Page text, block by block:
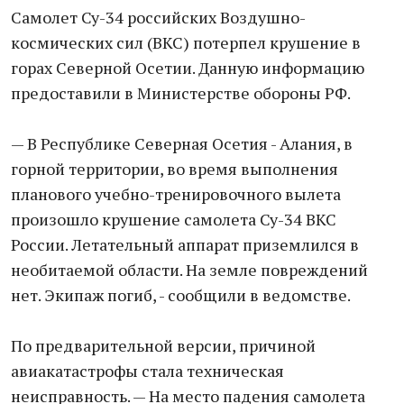
Самолет Су-34 российских Воздушно-
космических сил (ВКС) потерпел крушение в
горах Северной Осетии. Данную информацию
предоставили в Министерстве обороны РФ.
— В Республике Северная Осетия - Алания, в
горной территории, во время выполнения
планового учебно-тренировочного вылета
произошло крушение самолета Су-34 ВКС
России. Летательный аппарат приземлился в
необитаемой области. На земле повреждений
нет. Экипаж погиб, - сообщили в ведомстве.
По предварительной версии, причиной
авиакатастрофы стала техническая
неисправность. — На место падения самолета